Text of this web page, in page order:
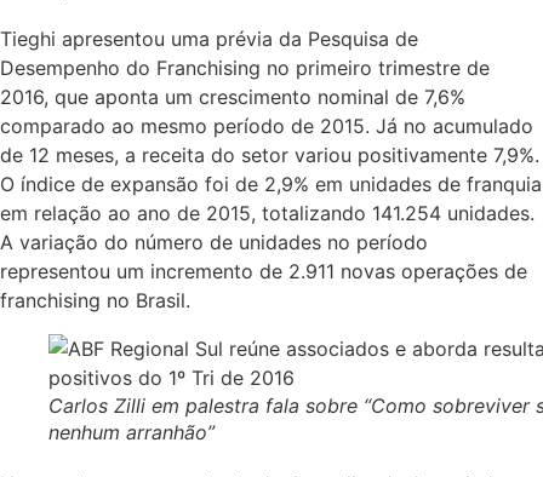
Tieghi apresentou uma prévia da Pesquisa de
Desempenho do Franchising no primeiro trimestre de
2016, que aponta um crescimento nominal de 7,6%
comparado ao mesmo período de 2015. Já no acumulado
de 12 meses, a receita do setor variou positivamente 7,9%.
O índice de expansão foi de 2,9% em unidades de franquia
em relação ao ano de 2015, totalizando 141.254 unidades.
A variação do número de unidades no período
representou um incremento de 2.911 novas operações de
franchising no Brasil.
Carlos Zilli em palestra fala sobre “Como sobreviver
nenhum arranhão”